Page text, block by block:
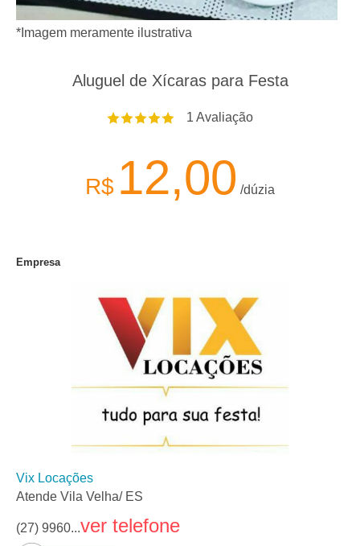
*Imagem meramente ilustrativa
Aluguel de Xícaras para Festa
1 Avaliação
R$ 12,00 /dúzia
Empresa
Vix Locações
Atende Vila Velha/ ES
(27) 9960...ver telefone